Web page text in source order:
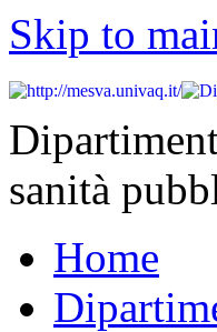
Skip to
sanità
Home